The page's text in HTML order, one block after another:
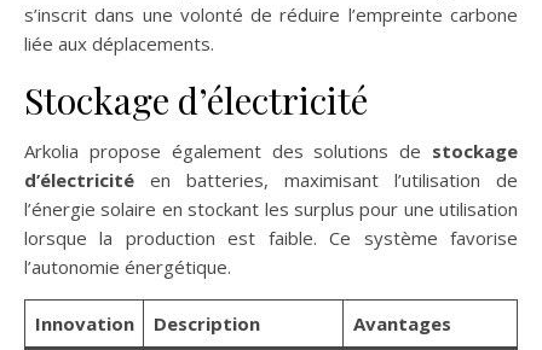
s’inscrit dans une volonté de réduire l’empreinte carbone
liée aux déplacements.
Stockage d’électricité
Arkolia propose également des solutions de stockage
d’électricité en batteries, maximisant l’utilisation de
l’énergie solaire en stockant les surplus pour une utilisation
lorsque la production est faible. Ce système favorise
l’autonomie énergétique.
Innovation Description Avantages